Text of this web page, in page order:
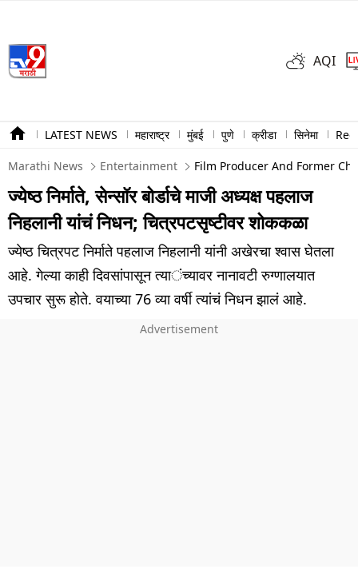
AQI
LATEST NEWS महाराष्ट्र मुंबई पुणे क्रीडा सिनेमा
Marathi News Entertainment Film Producer And Former
ज्येष्ठ निर्माते, सेन्सॉर बोर्डाचे माजी अध्यक्ष पहलाज
निहलानी यांचं निधन; चित्रपटसृष्टीवर शोककळा
ज्येष्ठ चित्रपट निर्माते पहलाज निहलानी यांनी अखेरचा श्वास घेतला
आहे. गेल्या काही दिवसांपासून त्यांच्यावर नानावटी रुग्णालयात
उपचार सुरू होते. वयाच्या 76 व्या वर्षी त्यांचं निधन झालं आहे.